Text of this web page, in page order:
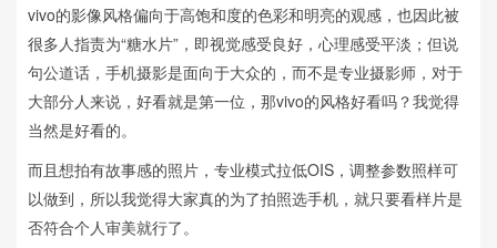
vivo的影像风格偏向于高饱和度的色彩和明亮的观感，也因此被
很多人指责为“糖水片”，即视觉感受良好，心理感受平淡；但说
句公道话，手机摄影是面向于大众的，而不是专业摄影师，对于
大部分人来说，好看就是第一位，那vivo的风格好看吗？我觉得
当然是好看的。
而且想拍有故事感的照片，专业模式拉低OIS，调整参数照样可
以做到，所以我觉得大家真的为了拍照选手机，就只要看样片是
否符合个人审美就行了。